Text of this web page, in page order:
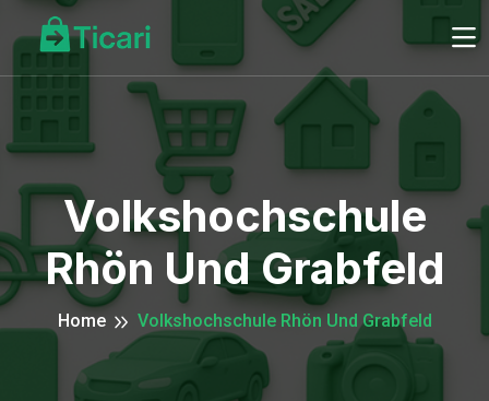
Volkshochschule
Rhön Und Grabfeld
Home Volkshochschule Rhön Und Grabfeld